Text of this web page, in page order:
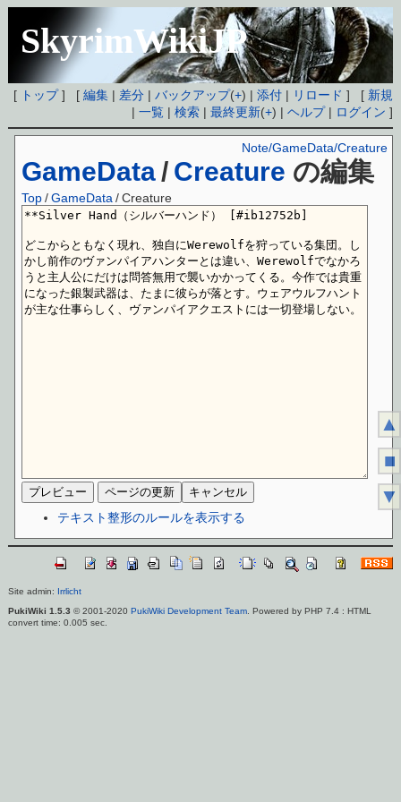
SkyrimWikiJP
[ トップ] [編集 | 差分 |バックアップ(+) |添付 | リロード ] [ 新規
|一覧 |検索 |最終更新(+) |ヘルプ| ログイン ]
GameData / Creature の編集
Note/GameData/Creature
Top /GameData /Creature
テキスト整形のルールを表示する
Site admin: Irrlicht
PukiWiki 1.5.3 © 2001-2020 PukiWiki Development Team. Powered by PHP 7.4 : HTML
convert time: 0.005 sec.
▲
■
▼